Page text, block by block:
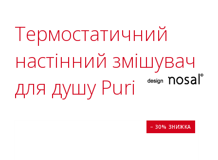
Термостатичний
настінний змішувач
для душу Puri
− 30% ЗНИЖКА